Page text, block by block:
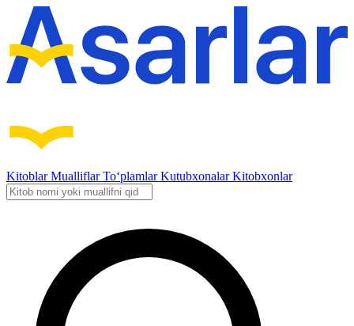
KitoblarMualliflarTo‘plamlarKutubxonalarKitobxonlar